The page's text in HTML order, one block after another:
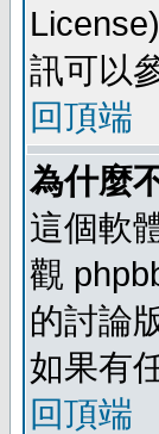
訊可以
回頂端
為什麼
這個軟
觀
的討論
如果有
回頂端